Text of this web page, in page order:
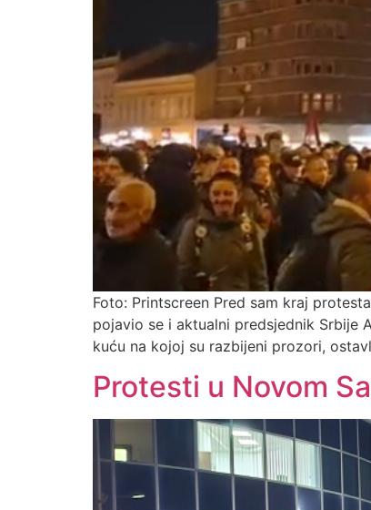
Foto: Printscreen Pred sam kraj
pojavio se i aktualni predsjednik Srbije
kuću na kojoj su razbijeni prozori,
Protesti u Novom